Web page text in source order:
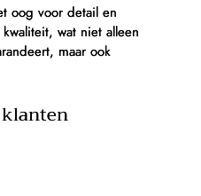
oog voor detail en
wat niet alleen
maar ook